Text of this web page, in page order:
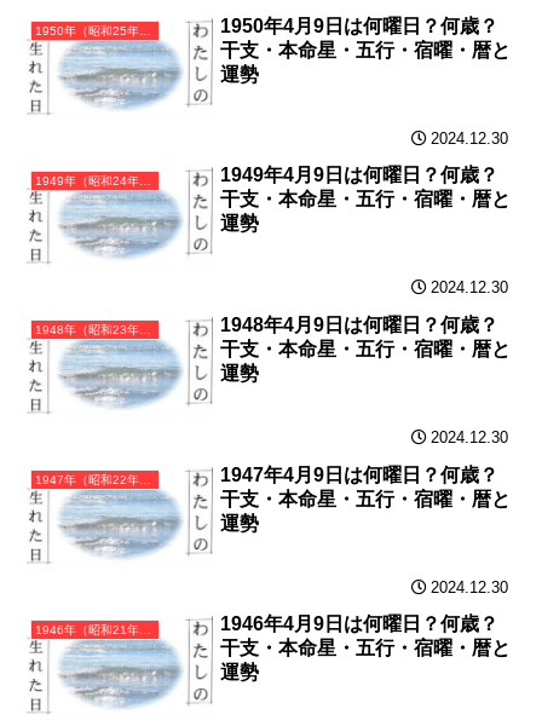
1950年（昭和25年）庚寅（かのえとら）・寅年（とら年）カレンダー（月曜はじまり）
1950年4月9日は何曜日？何歳？
干支・本命星・五行・宿曜・暦と
運勢
2024.12.30
1949年（昭和24年）己丑（つちのとうし）・丑年（うし年）カレンダー（月曜はじまり）
1949年4月9日は何曜日？何歳？
干支・本命星・五行・宿曜・暦と
運勢
2024.12.30
1948年（昭和23年）戊子（つちのえね）・子年（ねずみ年）カレンダー（月曜はじまり）
1948年4月9日は何曜日？何歳？
干支・本命星・五行・宿曜・暦と
運勢
2024.12.30
1947年（昭和22年）丁亥（ひのとい）・亥年（いのしし年）カレンダー（月曜はじまり）
1947年4月9日は何曜日？何歳？
干支・本命星・五行・宿曜・暦と
運勢
2024.12.30
1946年（昭和21年）丙戌（ひのえいぬ）・戌年（いぬ年）カレンダー（月曜はじまり）
1946年4月9日は何曜日？何歳？
干支・本命星・五行・宿曜・暦と
運勢